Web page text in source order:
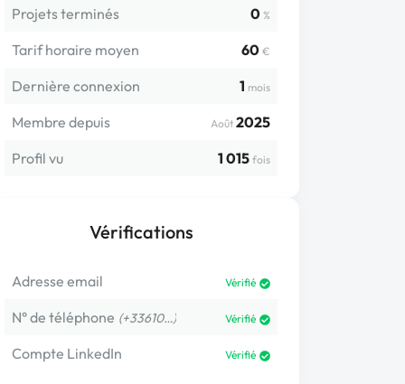
Projets terminés 0 %
Tarif horaire moyen 60 €
Dernière connexion 1 mois
Membre depuis Août 2025
Profil vu
1 015 fois
Vérifications
Adresse email Vérifié
N° de téléphone (+33610…) Vérifié
Compte LinkedIn Vérifié